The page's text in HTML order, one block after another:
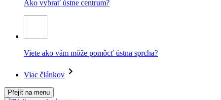
Ako vybrať ústne centrum?
Viete ako vám môže pomôcť ústna sprcha?
Viac článkov
Přejít na menu